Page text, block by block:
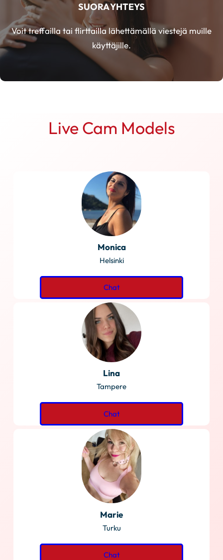
SUORA YHTEYS
Voit treffailla tai flirttailla lähettämällä viestejä muille
käyttäjille.
Live Cam Models
Monica
Helsinki
Chat
Lina
Tampere
Chat
Marie
Turku
Chat